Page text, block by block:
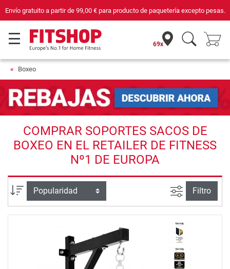
Envío gratuito a partir de 99,00 €para producto de paquetería excepto pesas.
69x
Boxeo
COMPRAR SOPORTES SACOS DE
BOXEO EN EL RETAILER DE FITNESS
Nº1 DE EUROPA
Ordenar por Busqueda
Filtro